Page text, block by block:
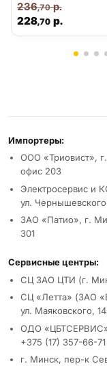
228,70 р.
236,70р.
Реквизиты
Импортеры:
ООО «Триовист»,
офис 203
Электросервис и
ул.
ЗАО «Патио», г.
301
Сервисные центры:
СЦ ЗАО ЦТИ (г.
СЦ «Летта» (ЗАО
ул. Маяковского,
ОДО «ЦБТСЕРВИС»,
+375 (17) 357-66-71
г. Минск, пер-к